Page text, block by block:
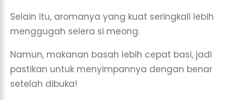
Selain itu, aromanya yang kuat seringkali lebih
menggugah selera si meong.
Namun, makanan basah lebih cepat basi, jadi
pastikan untuk menyimpannya dengan benar
setelah dibuka!